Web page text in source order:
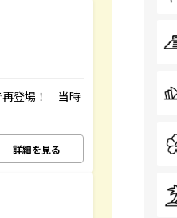
再登場！ 当時
詳細を見る